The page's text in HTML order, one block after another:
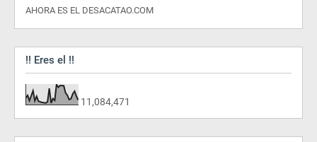
AHORA ES EL DESACATAO.COM
!! Eres el !!
11,084,471